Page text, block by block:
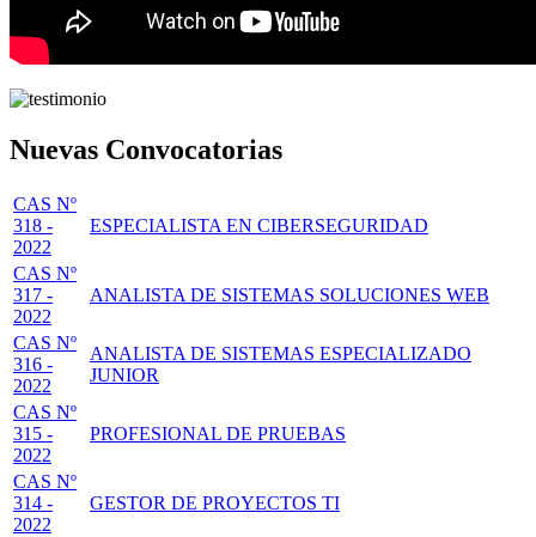
Nuevas Convocatorias
CAS Nº
318 -
2022
ESPECIALISTA EN CIBERSEGURIDAD
CAS Nº
317 -
2022
ANALISTA DE SISTEMAS SOLUCIONES WEB
CAS Nº
316 -
2022
ANALISTA DE SISTEMAS ESPECIALIZADO
JUNIOR
CAS Nº
315 -
2022
PROFESIONAL DE PRUEBAS
CAS Nº
314 -
2022
GESTOR DE PROYECTOS TI